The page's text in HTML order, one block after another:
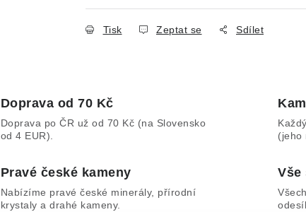
Tisk Zeptat se Sdílet
Doprava od 70 Kč
Doprava po ČR už od 70 Kč (na Slovensko
od 4 EUR).
(jeho
Pravé české kameny
Nabízíme pravé české minerály, přírodní
krystaly a drahé kameny.
Vše